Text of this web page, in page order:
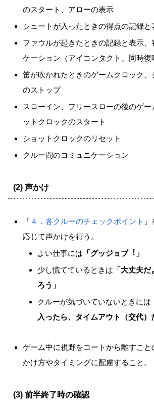
のスタート、アローの表示
シュートが入ったときの得点の記録と
ファウルが起きたときの記録と表示
ケーション（アイコンタクト、同時復
笛が吹かれたときのゲームクロック、
のストップ
スローイン、フリースローの後のゲー
ットクロックのスタート
ショットクロックのリセット
クルー間のコミュニケーション
(2) 声かけ
「 ４．各クルーのチェックポイント
応じて声かけを行う。
よい仕事には 「グッジョブ︕」
少し慌てているときは 「大丈夫
ろう」
クルーが気づいていないときには
入ったら、タイムアウト（交代）
ゲーム中に視野をコートから離すこ
かけ方やタイミングに配慮すること。
(3) 前半終了時の確認